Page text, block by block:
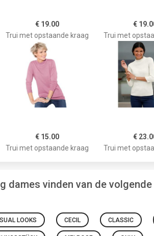
€ 19.00
Trui met opstaande kraag
€
Trui met
€ 15.00
Trui met opstaande kraag
€
Trui met
dames vinden van de volgende
LOOKS CECIL CLASSIC